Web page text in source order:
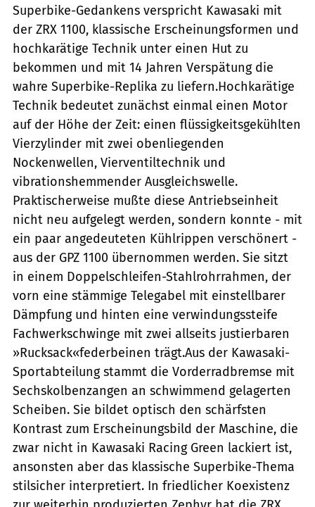
Superbike-Gedankens verspricht Kawasaki mit
der ZRX 1100, klassische Erscheinungsformen und
hochkarätige Technik unter einen Hut zu
bekommen und mit 14 Jahren Verspätung die
wahre Superbike-Replika zu liefern.Hochkarätige
Technik bedeutet zunächst einmal einen Motor
auf der Höhe der Zeit: einen flüssigkeitsgekühlten
Vierzylinder mit zwei obenliegenden
Nockenwellen, Vierventiltechnik und
vibrationshemmender Ausgleichswelle.
Praktischerweise mußte diese Antriebseinheit
nicht neu aufgelegt werden, sondern konnte - mit
ein paar angedeuteten Kühlrippen verschönert -
aus der GPZ 1100 übernommen werden. Sie sitzt
in einem Doppelschleifen-Stahlrohrrahmen, der
vorn eine stämmige Telegabel mit einstellbarer
Dämpfung und hinten eine verwindungssteife
Fachwerkschwinge mit zwei allseits justierbaren
»Rucksack«federbeinen trägt.Aus der Kawasaki-
Sportabteilung stammt die Vorderradbremse mit
Sechskolbenzangen an schwimmend gelagerten
Scheiben. Sie bildet optisch den schärfsten
Kontrast zum Erscheinungsbild der Maschine, die
zwar nicht in Kawasaki Racing Green lackiert ist,
ansonsten aber das klassische Superbike-Thema
stilsicher interpretiert. In friedlicher Koexistenz